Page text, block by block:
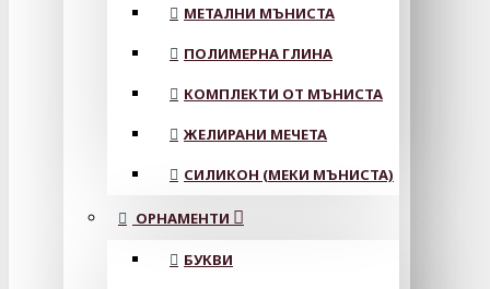
МЕТАЛНИ МЪНИСТА
ПОЛИМЕРНА ГЛИНА
КОМПЛЕКТИ ОТ МЪНИСТА
ЖЕЛИРАНИ МЕЧЕТА
СИЛИКОН (МЕКИ МЪНИСТА)
ОРНАМЕНТИ
БУКВИ